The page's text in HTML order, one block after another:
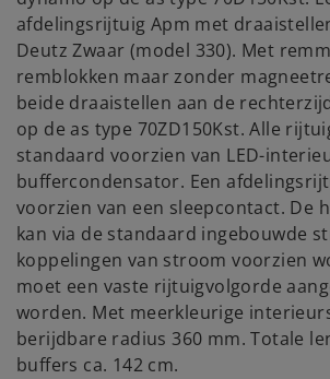
afdelingsrijtuig Apm met
Deutz Zwaar (model 330). Met
remblokken maar zonder
beide draaistellen aan de
op de as type 70ZD150Kst. Alle
standaard voorzien van LED-
buffercondensator. Een
voorzien van een sleepcontact. De
kan via de standaard ingebouwde
koppelingen van stroom voorzien
moet een vaste rijtuigvolgorde
worden. Met meerkleurige
berijdbare radius 360 mm. Totale
buffers ca. 142 cm.